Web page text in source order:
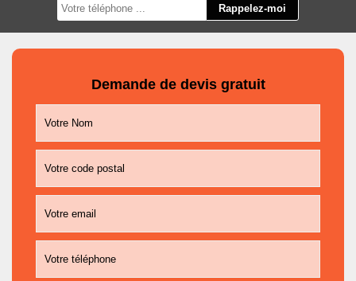
Demande de devis gratuit